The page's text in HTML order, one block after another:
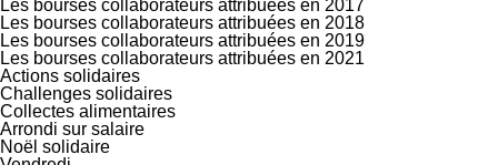
Les bourses collaborateurs attribuées en 2017
Les bourses collaborateurs attribuées en 2018
Les bourses collaborateurs attribuées en 2019
Les bourses collaborateurs attribuées en 2021
Actions solidaires
Challenges solidaires
Collectes alimentaires
Arrondi sur salaire
Noël solidaire